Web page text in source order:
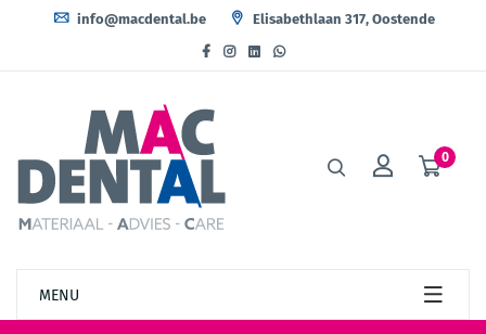
info@macdental.be Elisabethlaan 317, Oostende
0
MENU